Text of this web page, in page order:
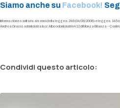
Siamo anche su Facebook!
Informazione sanitaria ai sensi della legge n. 248 (04/08/2006) e legge n. 145
Andrea Grassi, odontoiatra iscr. Albo odontoiatri n 412 di Monza Brianza – Centri
Condividi questo articolo: